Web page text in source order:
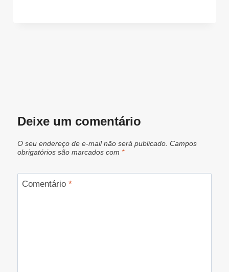
Deixe um comentário
O seu endereço de e-mail não será publicado. Campos
obrigatórios são marcados com *
Comentário *